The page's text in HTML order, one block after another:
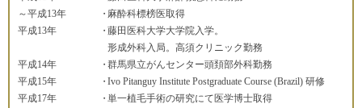
～平成13年
麻酔科標榜医取得
平成13年
藤田医科大学大学院入学。
形成外科入局。高須クリニック勤務
平成14年
群馬県立がんセンター頭頚部外科勤務
平成15年
Ivo Pitanguy Institute Postgraduate Course (Brazil) 研修
平成17年
単一植毛手術の研究にて医学博士取得